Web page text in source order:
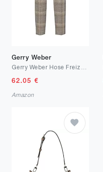
Gerry Weber
62.05 €
Amazon